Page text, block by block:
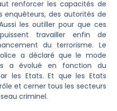
renforcer les capacités de
enquêteurs, des autorités de
les outiller pour que ces
travailler enfin de
du terrorisme. Le
a déclaré que le mode
a évolué en fonction du
les Etats. Et que les Etats
et cerner tous les secteurs
criminel.